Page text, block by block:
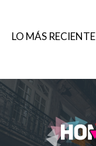
LO MÁS RECIENTE